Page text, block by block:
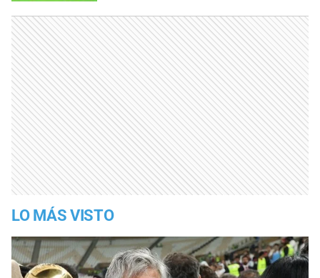
LO MÁS VISTO